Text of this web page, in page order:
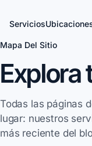
Servicios
Mapa Del Sitio
Explora
Todas las páginas
lugar: nuestros
más reciente del